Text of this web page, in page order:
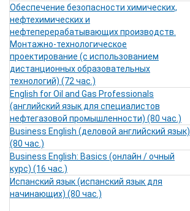
Обеспечение безопасности химических,
нефтехимических и
нефтеперерабатывающих производств.
Монтажно-технологическое
проектирование (с использованием
дистанционных образовательных
технологий) (72 час.)
English for Oil and Gas Professionals
(английский язык для специалистов
нефтегазовой промышленности) (80 час.)
Business English (деловой английский язык)
(80 час.)
Business English: Basics (онлайн / очный
курс) (16 час.)
Испанский язык (испанский язык для
начинающих) (80 час.)